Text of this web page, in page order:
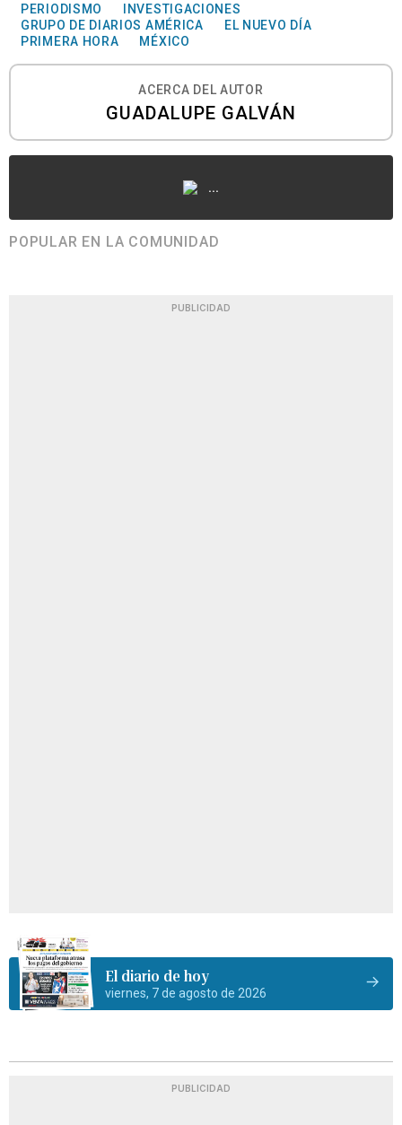
PERIODISMO
INVESTIGACIONES
GRUPO DE DIARIOS AMÉRICA
EL NUEVO DÍA
PRIMERA HORA
MÉXICO
ACERCA DEL AUTOR
GUADALUPE GALVÁN
...
POPULAR EN LA COMUNIDAD
PUBLICIDAD
El diario de hoy
viernes, 7 de agosto de 2026
PUBLICIDAD